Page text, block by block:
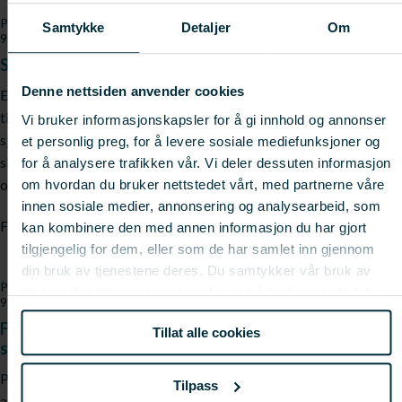
Samtykke Detaljer Om
Denne nettsiden anvender cookies
Vi bruker informasjonskapsler for å gi innhold og annonser
et personlig preg, for å levere sosiale mediefunksjoner og
for å analysere trafikken vår. Vi deler dessuten informasjon
om hvordan du bruker nettstedet vårt, med partnerne våre
innen sosiale medier, annonsering og analysearbeid, som
kan kombinere den med annen informasjon du har gjort
tilgjengelig for dem, eller som de har samlet inn gjennom
din bruk av tjenestene deres. Du samtykker vår bruk av
nødvendige informasjonskapsler ved å bruke nettstedet
vårt.
Tillat alle cookies
Tilpass
Prosjektnr:
911003
Varighet:
Status:
Pågår
Sikkerhetsdag for fiskere
Etableringen av en årlig sikkerhetsdag for yrkesfiskere er et av
tiltakene som er beskrevet i Nasjonal handlingplan for
sjøsikkerhet. Prosjektet bygger videre på Kjøllefjordmodellen. En
sikkerhetsdag vil representere en ny og viktig arena for
opplæring og læring på tvers av aktør ...
Fagfelt:Villfisk; Fiskeri- og fartøyteknologi
Prosjektnr:
910953
Fra avfall til verdi: Sosial og miljømessig gjenvinning av
snurrevad tau
Prosjektet demonstrerer hvordan samarbeid mellom industri og